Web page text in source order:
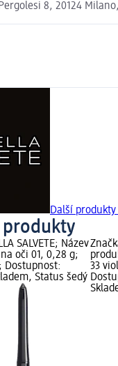
8, 20124
Další produkty
SALVETE; Název
oči 01, 0,28 g;
Dostupnost:
Status šedý
33